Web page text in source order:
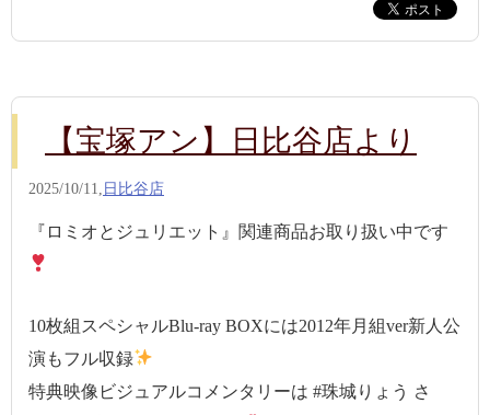
【宝塚アン】日比谷店より
2025/10/11, 日比谷店
『ロミオとジュリエット』関連商品お取り扱い中です
10枚組スペシャルBlu-ray BOXには2012年月組ver新人公
演もフル収録
特典映像ビジュアルコメンタリーは #珠城りょう さ